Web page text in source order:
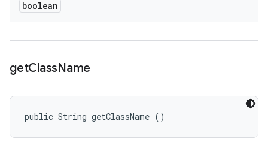
boolean
getClassName
public String getClassName ()